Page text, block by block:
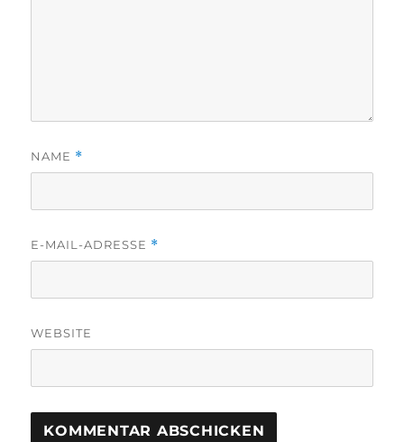
NAME *
E-MAIL-ADRESSE *
WEBSITE